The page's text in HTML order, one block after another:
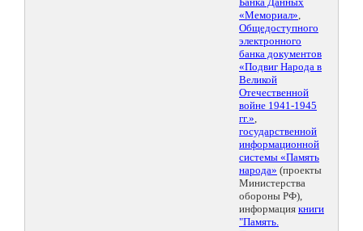
«Мемориал»,
Общедоступного
электронного
банка документов
«Подвиг Народа в
Великой
Отечественной
войне 1941-1945
гг.»,
государственной
информационной
системы «Память
народа» (проекты
Министерства
обороны РФ),
информация книги
"Память.